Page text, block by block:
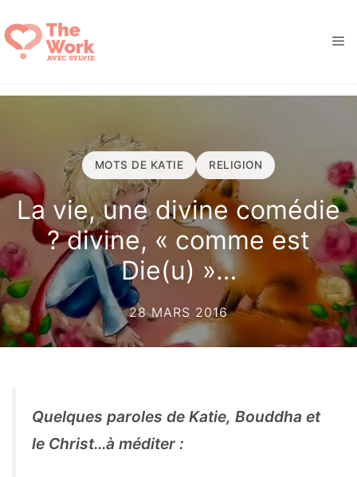
au
contenu
MOTS DE KATIE RELIGION
La vie, une divine comédie
? divine, « comme est
Die(u) »…
28 MARS 2016
Quelques paroles de Katie, Bouddha et
le Christ…à méditer :